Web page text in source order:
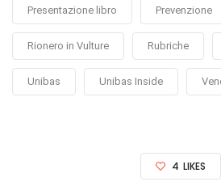
Presentazione libro Prevenzione
Rionero in Vulture Rubriche
Unibas Unibas Inside
4 LIKES